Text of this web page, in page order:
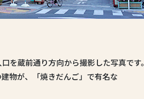
を蔵前通り方向から撮影した写真です。
物が、「焼きだんご」で有名な